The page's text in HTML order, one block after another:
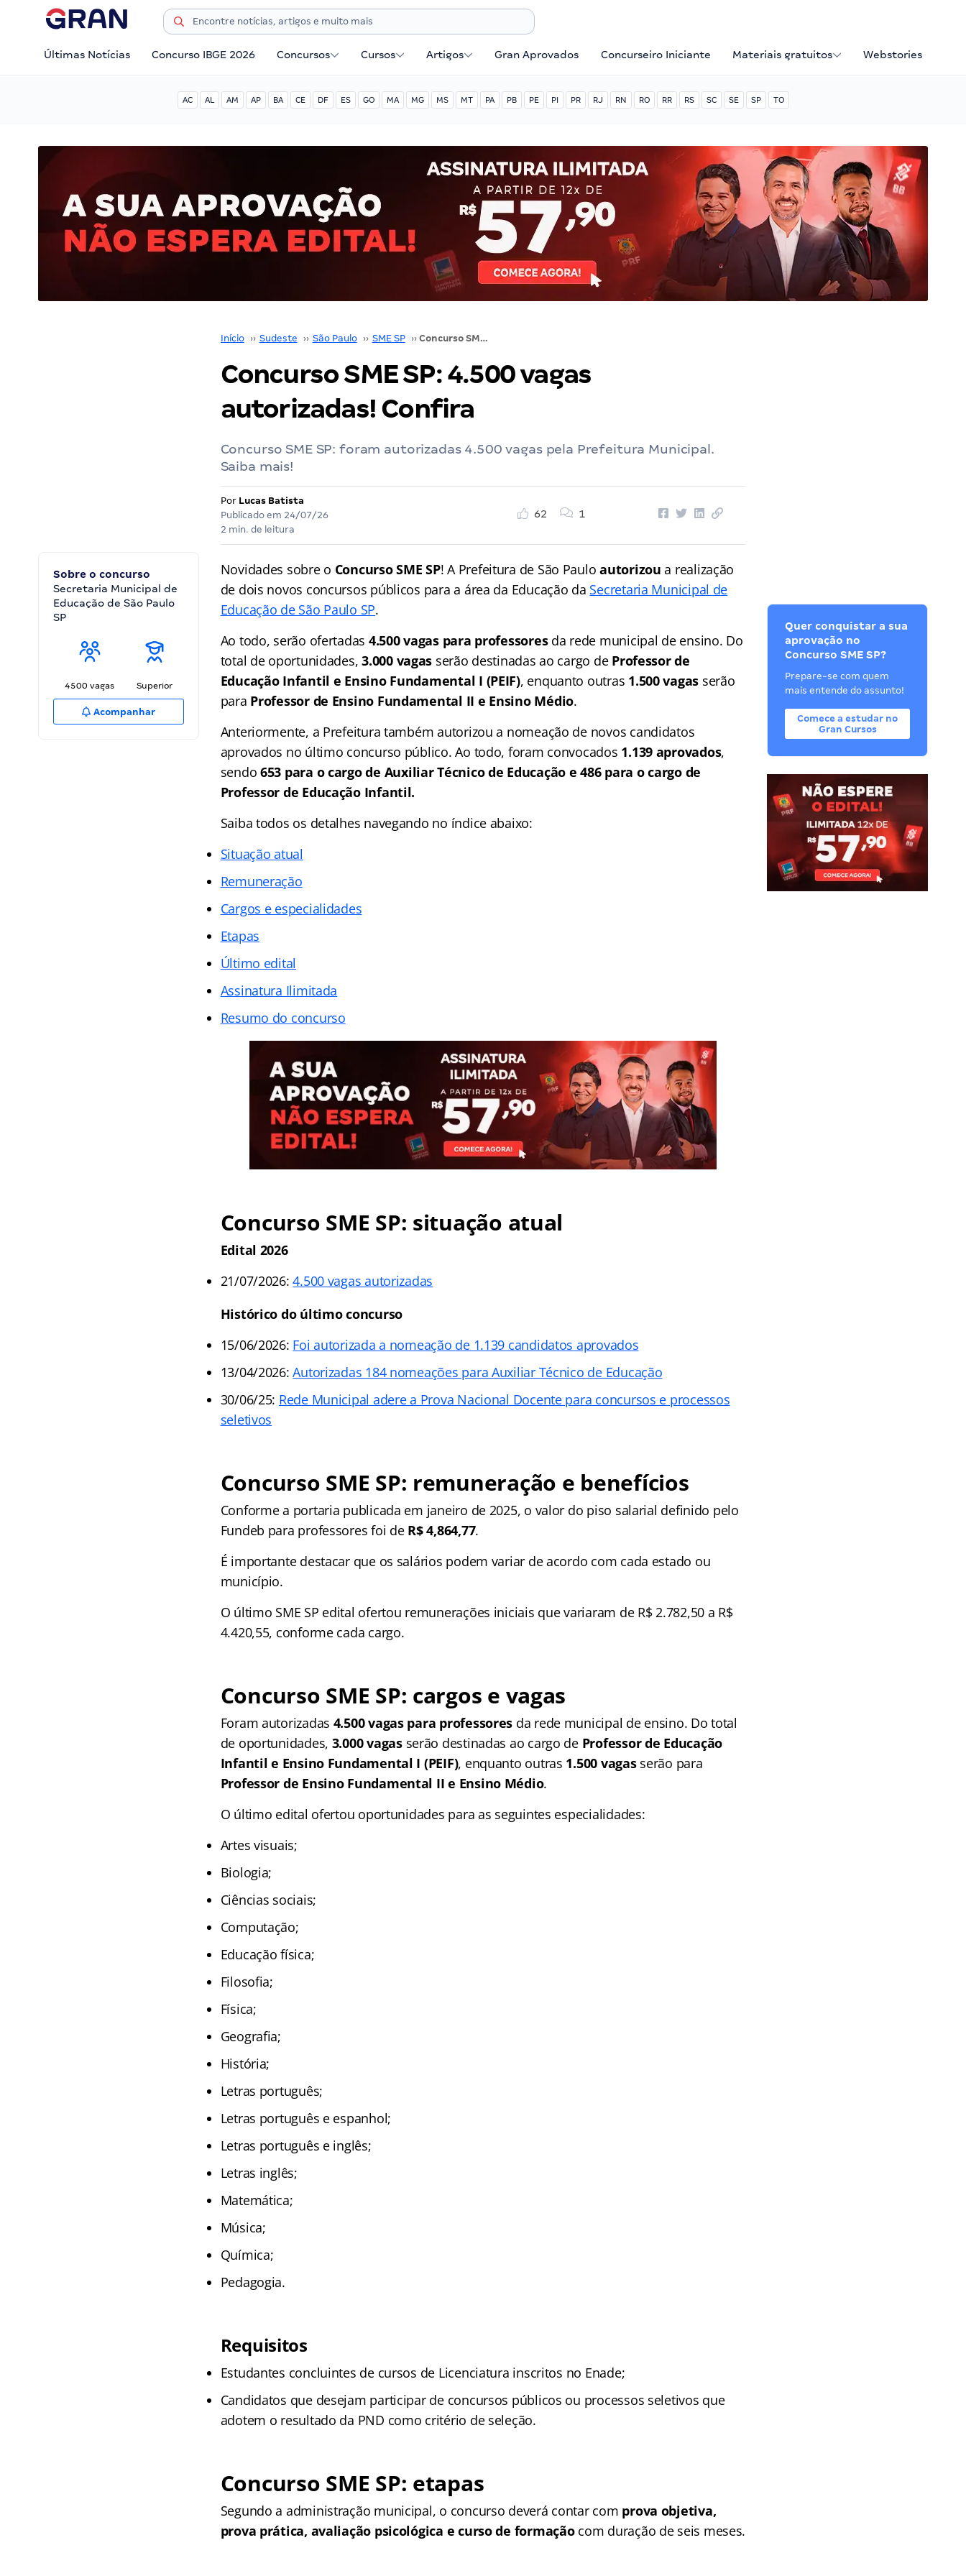
Últimas Notícias Concurso IBGE 2026 Concursos Cursos Artigos Gran Aprovados Concurseiro Iniciante Materiais gratuitos Webstories
AC AL AM AP BA CE DF ES GO MA MG MS MT PA PB PE PI PR RJ RN RO RR RS SC SE SP TO
Início ›› Sudeste ›› São Paulo ›› SME SP ›› Concurso SME SP: 4.500 vagas autorizadas! Confira
Concurso SME SP: 4.500 vagas
autorizadas! Confira
Concurso SME SP: foram autorizadas 4.500 vagas pela Prefeitura Municipal.
Saiba mais!
Por Lucas Batista
Publicado em 24/07/26
2 min. de leitura
62 1
Sobre o concurso
Secretaria Municipal de
Educação de São Paulo
SP
4500 vagas Superior
Acompanhar
Novidades sobre o Concurso SME SP! A Prefeitura de São Pauloautorizoua realização
de dois novos concursos públicos para a área da Educação da Secretaria Municipal de
Educação de São Paulo SP.
Ao todo, serão ofertadas 4.500 vagas para professores da rede municipal de ensino. Do
total de oportunidades,3.000 vagas serão destinadas ao cargo de Professor de
Educação Infantil e Ensino Fundamental I (PEIF), enquanto outras 1.500 vagas serão
para Professor de Ensino Fundamental II e Ensino Médio.
Anteriormente, a Prefeitura também autorizou a nomeação de novos candidatos
aprovados no último concurso público. Ao todo, foram convocados 1.139 aprovados,
sendo 653 para o cargo de Auxiliar Técnico de Educação e 486 para o cargo de
Professor de Educação Infantil.
Saiba todos os detalhes navegando no índice abaixo:
Situação atual
Remuneração
Cargos e especialidades
Etapas
Último edital
Assinatura Ilimitada
Resumo do concurso
Concurso SME SP: situação atual
Edital 2026
21/07/2026:4.500 vagas autorizadas
Histórico do último concurso
15/06/2026: Foi autorizada a nomeação de 1.139 candidatos aprovados
13/04/2026:Autorizadas 184 nomeações para Auxiliar Técnico de Educação
30/06/25: Rede Municipal adere a Prova Nacional Docente para concursos e processos
seletivos
Concurso SME SP: remuneração e benefícios
Conforme a portaria publicada em janeiro de 2025, o valor do piso salarial definido pelo
Fundeb para professores foi de R$ 4,864,77.
É importante destacar que os salários podem variar de acordo com cada estado ou
município.
O último SME SP edital ofertou remunerações iniciais que variaram de R$ 2.782,50 a R$
4.420,55, conforme cada cargo.
Concurso SME SP: cargos e vagas
Foram autorizadas 4.500 vagas para professores da rede municipal de ensino. Do total
de oportunidades, 3.000 vagas serão destinadas ao cargo de Professor de Educação
Infantil e Ensino Fundamental I (PEIF), enquanto outras 1.500 vagas serão para
Professor de Ensino Fundamental II e Ensino Médio.
O último edital ofertou oportunidades para as seguintes especialidades:
Artes visuais;
Biologia;
Ciências sociais;
Computação;
Educação física;
Filosofia;
Física;
Geografia;
História;
Letras português;
Letras português e espanhol;
Letras português e inglês;
Letras inglês;
Matemática;
Música;
Química;
Pedagogia.
Requisitos
Estudantes concluintes de cursos de Licenciatura inscritos no Enade;
Candidatos que desejam participar de concursos públicos ou processos seletivos que
adotem o resultado da PND como critério de seleção.
Concurso SME SP: etapas
Segundo a administração municipal, o concurso deverá contar com prova objetiva,
prova prática, avaliação psicológica e curso de formação com duração de seis meses.
Quer conquistar a sua
aprovação no
Concurso SME SP?
Prepare-se com quem
mais entende do assunto!
Comece a estudar no
Gran Cursos